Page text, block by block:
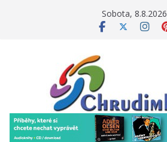
Sobota, 8.8.2026